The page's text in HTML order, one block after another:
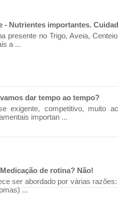
- Nutrientes importantes.
presente no Trigo, Aveia,
a ...
dar tempo ao tempo?
exigente, competitivo, muito
importan ...
de rotina? Não!
ser abordado por várias
...